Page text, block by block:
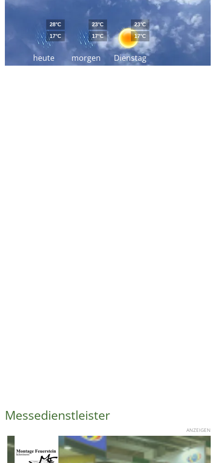
heute
28°C
17°C
morgen
23°C
17°C
Dienstag
23°C
17°C
Messedienstleister
ANZEIGEN